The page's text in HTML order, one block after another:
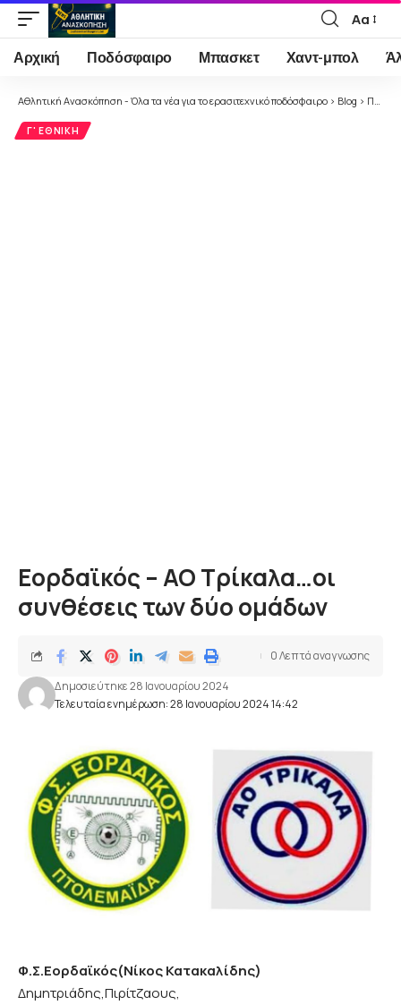
Font
Resizer
Αα
Αρχική Ποδόσφαιρο Μπασκετ Χαντ-μπολ
Αθλητική Ανασκόπηση - Όλα τα νέα για το ερασιτεχνικό ποδόσφαιρο > Blog > Ποδόσφαιρο
Γ' ΕΘΝΙΚΉ
Εορδαϊκός – ΑΟ Τρίκαλα…οι
συνθέσεις των δύο ομάδων
Τελευταία ενημέρωση: 28 Ιανουαρίου 2024 14:42
Δημοσιεύτηκε 28 Ιανουαρίου 2024
0 Λεπτά αναγνωσης
Φ.Σ.Εορδαϊκός(Νίκος Κατακαλίδης)
Δημητριάδης,Πιρίτζαους,